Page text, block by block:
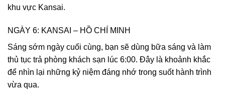
khu vực Kansai.
NGÀY 6: KANSAI – HỒ CHÍ MINH
Sáng sớm ngày cuối cùng, bạn sẽ dùng bữa sáng và làm
thủ tục trả phòng khách sạn lúc 6:00. Đây là khoảnh khắc
để nhìn lại những kỷ niệm đáng nhớ trong suốt hành trình
vừa qua.